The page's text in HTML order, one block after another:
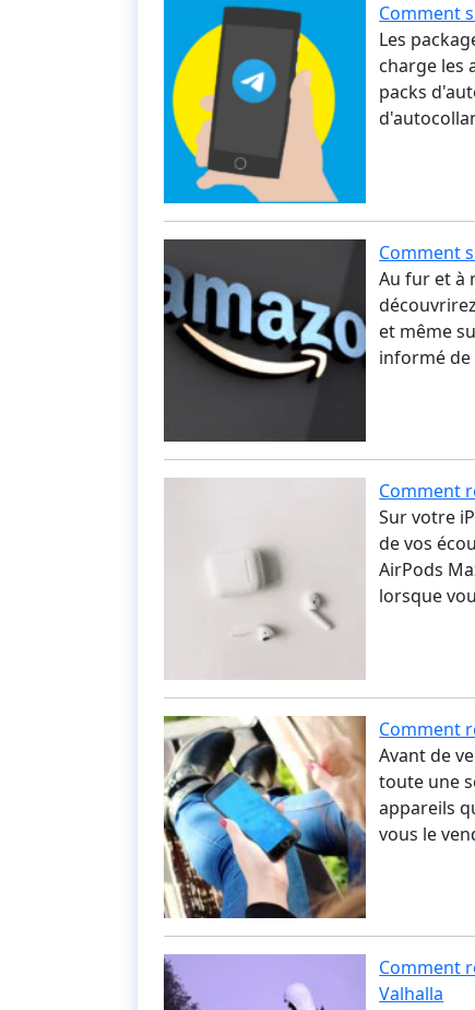
Comment
Les
charge les
packs
Comment
Au fur et à
et même
informé de
Comment
Sur votre
de vos
AirPods
lorsque
Comment
Avant de
toute une
appareils
vous le
Comment
Valhalla